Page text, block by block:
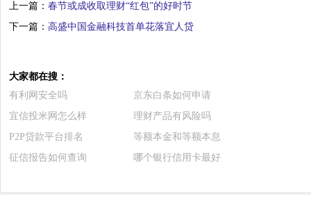
上一篇： 春节或成收取理财“红包”的好时节
下一篇： 高盛中国金融科技首单花落宜人贷
大家都在搜：
有利网安全吗
京东白条如何申请
宜信投米网怎么样
理财产品有风险吗
P2P贷款平台排名
等额本金和等额本息
征信报告如何查询
哪个银行信用卡最好